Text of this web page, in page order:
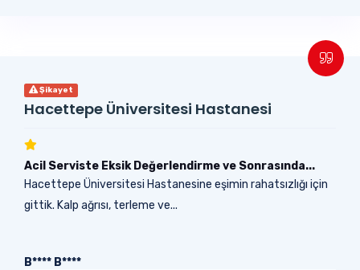
Şikayet
Hacettepe Üniversitesi Hastanesi
Acil Serviste Eksik Değerlendirme ve Sonrasında...
Hacettepe Üniversitesi Hastanesine eşimin rahatsızlığı için
gittik. Kalp ağrısı, terleme ve...
B**** B****